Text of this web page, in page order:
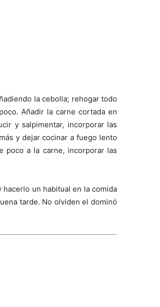
la cebolla; rehogar todo
Añadir la carne cortada en
y salpimentar, incorporar las
y dejar cocinar a fuego lento
poco a la carne, incorporar las
un habitual en la comida
tarde. No olviden el dominó